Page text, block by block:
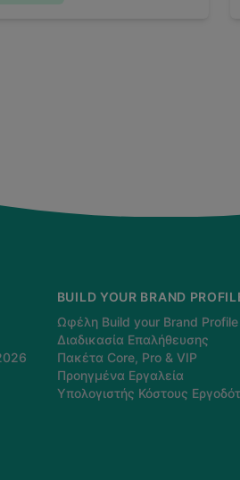
BUILD YOUR BRAND
Ωφέλη Build your Brand Profile
Διαδικασία Επαλήθευσης
Πακέτα Core, Pro & VIP
Προηγμένα Εργαλεία
Υπολογιστής Κόστους